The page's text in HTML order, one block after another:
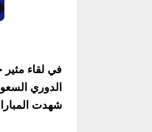
في لقاء
شهدت